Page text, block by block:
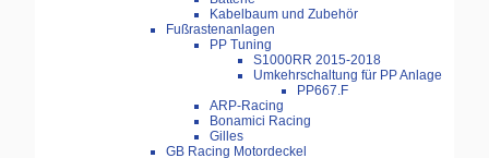
Kabelbaum und Zubehör
Fußrastenanlagen
PP Tuning
S1000RR 2015-2018
Umkehrschaltung für PP Anlage
PP667.F
ARP-Racing
Bonamici Racing
Gilles
GB Racing Motordeckel